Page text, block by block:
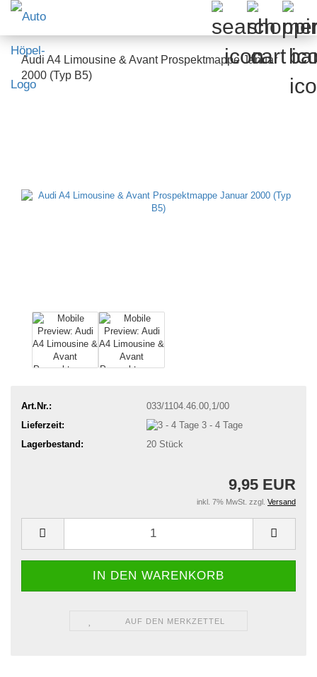
Audi A4 Limousine & Avant Prospektmappe Januar
2000 (Typ B5)
Art.Nr.:
033/1104.46.00,1/00
Lieferzeit:
3 - 4 Tage
Lagerbestand:
20 Stück
9,95 EUR
inkl. 7% MwSt. zzgl. Versand
AUF DEN MERKZETTEL